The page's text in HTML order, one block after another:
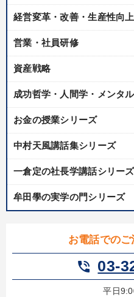
IT・サービス・金融業 コン
金利
※「更新」を押すと「テーマ」「キーワード
ondemand_video 経営音声・動画を探す
全国経営者セミナー収録物以外の
しいただけます
経営変革・改善・生産性向上
営業・社員研修
資産戦略
成功哲学・人間学・メンタル
お金の授業シリーズ
中村天風講話集シリーズ
一倉定の社長学講話シリーズ
牟田學の実学の門シリーズ
お電話での
phone_in_talk 03-
平日